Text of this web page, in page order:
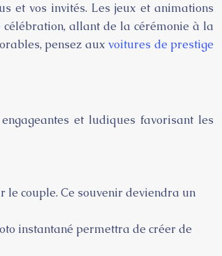
et vos invités. Les jeux et animations
allant de la cérémonie à la
pensez auxvoitures de prestige
et ludiques favorisant les
couple. Ce souvenir deviendra un
instantané permettra de créer de